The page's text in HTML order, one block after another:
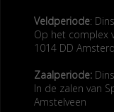
Veldperiode:
Op het complex
1014 DD
Zaalperiode:
In de zalen van
Amstelveen